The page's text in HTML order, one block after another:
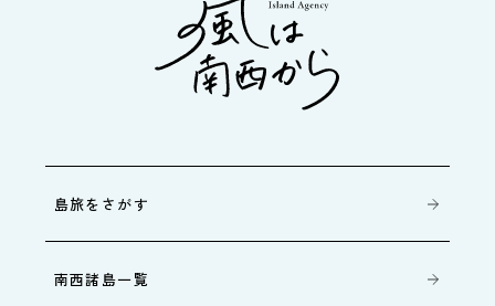
島旅をさがす
南西諸島一覧